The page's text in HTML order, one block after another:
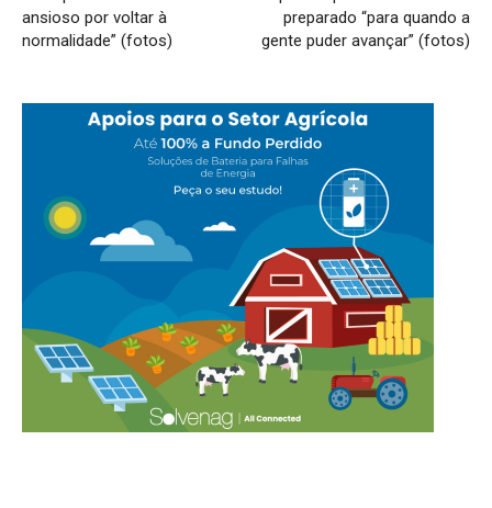
ansioso por voltar à
normalidade” (fotos)
preparado “para quando a
gente puder avançar” (fotos)